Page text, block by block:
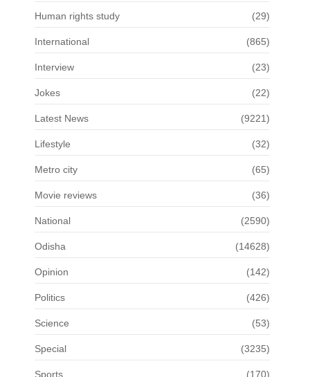
Human rights study (29)
International (865)
Interview (23)
Jokes (22)
Latest News (9221)
Lifestyle (32)
Metro city (65)
Movie reviews (36)
National (2590)
Odisha (14628)
Opinion (142)
Politics (426)
Science (53)
Special (3235)
Sports (170)